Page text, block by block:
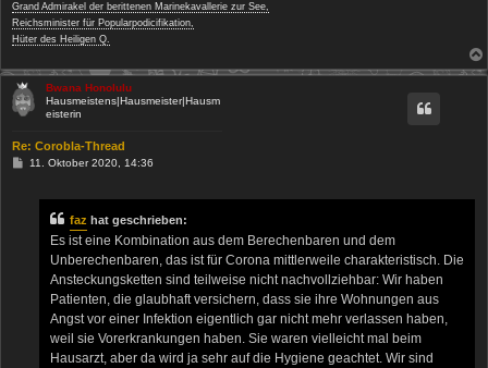
Grand Admirakel der berittenen Marinekavallerie zur See,
Reichsminister für Popularpodicifikation,
Hüter des Heiligen Q.
Bwana Honolulu
Hausmeistens|Hausmeister|Hausm
eisterin
Re: Corobla-Thread
B11. Oktober 2020, 14:36
faz hat geschrieben:
Es ist eine Kombination aus dem Berechenbaren und dem
Unberechenbaren, das ist für Corona mittlerweile charakteristisch. Die
Ansteckungsketten sind teilweise nicht nachvollziehbar: Wir haben
Patienten, die glaubhaft versichern, dass sie ihre Wohnungen aus
Angst vor einer Infektion eigentlich gar nicht mehr verlassen haben,
weil sie Vorerkrankungen haben. Sie waren vielleicht mal beim
Hausarzt, aber da wird ja sehr auf die Hygiene geachtet. Wir sind